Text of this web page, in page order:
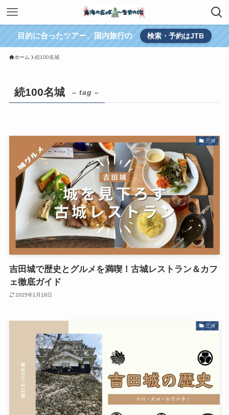
目的に合ったツアー、国内旅行の 検索・予約はJTB
ホーム 続100名城
続100名城 – tag –
三河
吉田城で歴史とグルメを満喫！古城レストラン＆カフ
ェ徹底ガイド
2025年1月18日
三河